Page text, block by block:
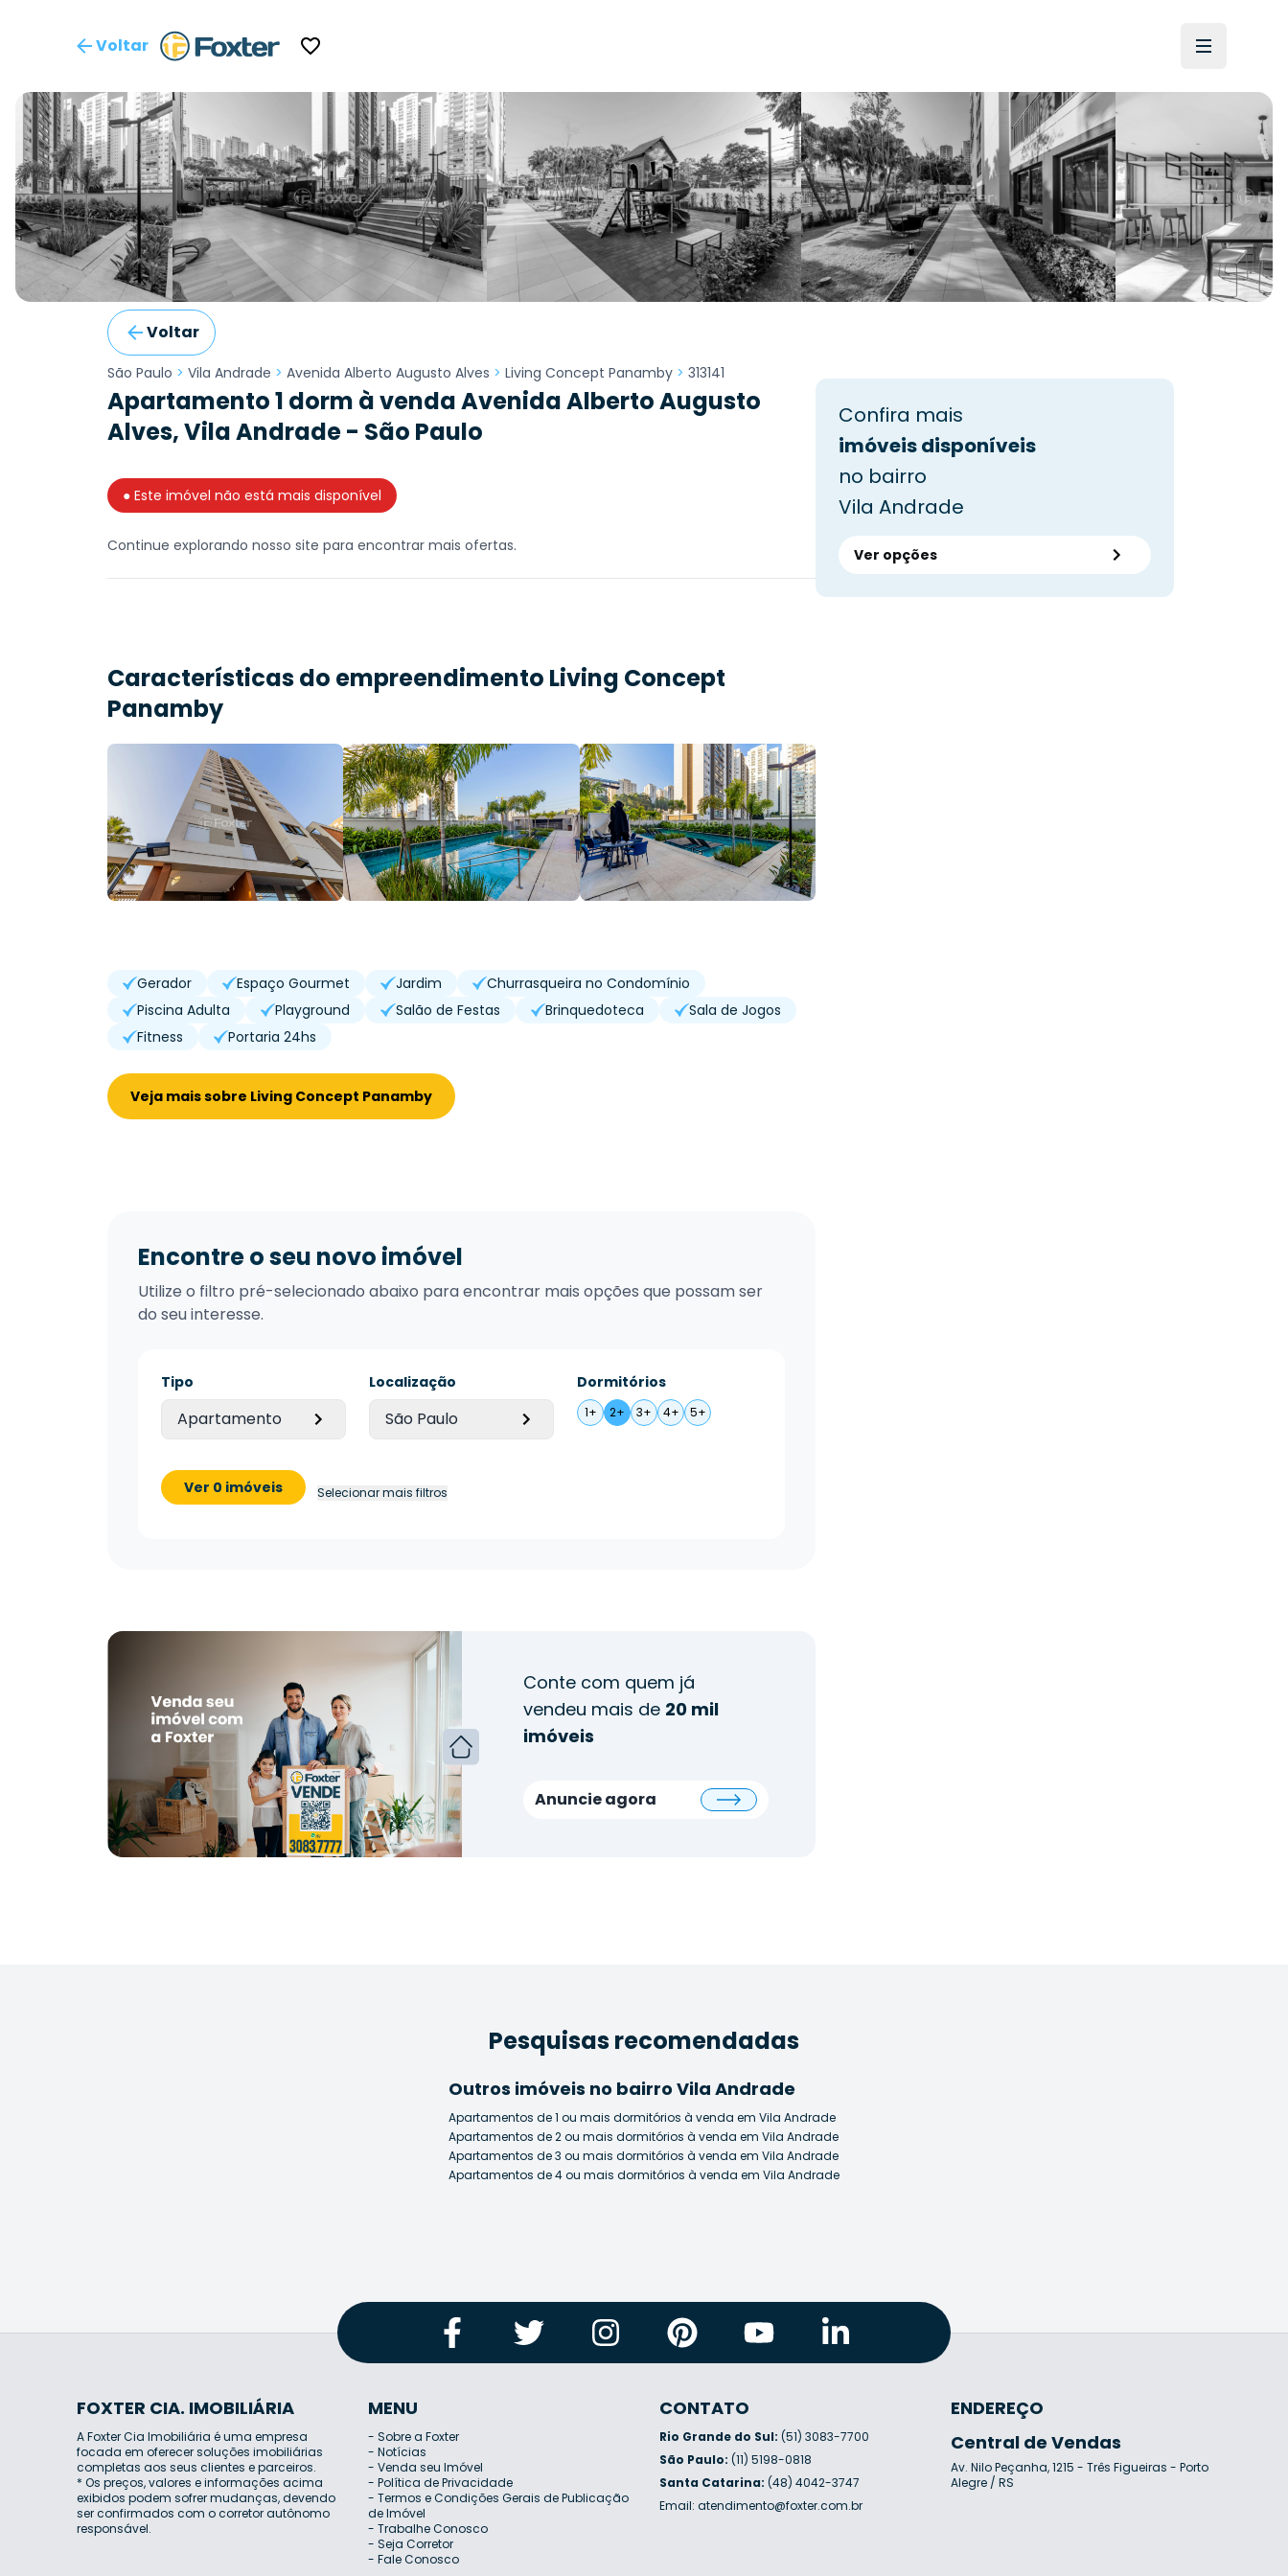
Voltar
Voltar
São Paulo > Vila Andrade > Avenida Alberto Augusto Alves > Living Concept Panamby > 313141
Apartamento 1 dorm à venda Avenida Alberto Augusto
Alves, Vila Andrade - São Paulo
● Este imóvel não está mais disponível
Continue explorando nosso site para encontrar mais ofertas.
Características do empreendimento Living Concept
Panamby
Gerador Espaço Gourmet Jardim
Churrasqueira no Condomínio
Piscina Adulta
Playground Salão de Festas Brinquedoteca
Sala de Jogos
Fitness
Portaria 24hs
Veja mais sobre Living Concept Panamby
Encontre o seu novo imóvel
Utilize o filtro pré-selecionado abaixo para encontrar mais opções que possam ser
do seu interesse.
Tipo
Apartamento
Localização
São Paulo
Dormitórios
1+ 2+ 3+ 4+ 5+
Ver 0 imóveis Selecionar mais filtros
Conte com quem já
vendeu mais de 20 mil
imóveis
Anuncie agora
Confira mais
imóveis disponíveis
no bairro
Vila Andrade
Ver opções
Pesquisas recomendadas
Outros imóveis no bairro Vila Andrade
Apartamentos de 1 ou mais dormitórios à venda em Vila Andrade
Apartamentos de 2 ou mais dormitórios à venda em Vila Andrade
Apartamentos de 3 ou mais dormitórios à venda em Vila Andrade
Apartamentos de 4 ou mais dormitórios à venda em Vila Andrade
FOXTER CIA. IMOBILIÁRIA
A Foxter Cia Imobiliária é uma empresa
focada em oferecer soluções imobiliárias
completas aos seus clientes e parceiros.
* Os preços, valores e informações acima
exibidos podem sofrer mudanças, devendo
ser confirmados com o corretor autônomo
responsável.
MENU
- Sobre a Foxter
- Notícias
- Venda seu Imóvel
- Política de Privacidade
- Termos e Condições Gerais de Publicação
de Imóvel
- Trabalhe Conosco
- Seja Corretor
- Fale Conosco
CONTATO
Rio Grande do Sul: (51) 3083-7700
São Paulo: (11) 5198-0818
Santa Catarina: (48) 4042-3747
Email: atendimento@foxter.com.br
ENDEREÇO
Central de Vendas
Av. Nilo Peçanha, 1215 - Três Figueiras - Porto
Alegre / RS